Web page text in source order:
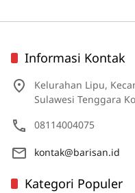
Informasi Kontak
Kelurahan Lipu,
Sulawesi Tenggara
08114004075
kontak@barisan.id
Kategori Populer